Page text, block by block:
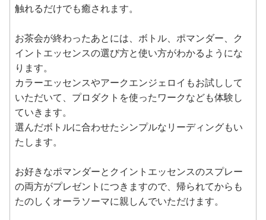
触れるだけでも癒されます。
お茶会が終わったあとには、ボトル、ポマンダー、ク
イントエッセンスの選び方と使い方がわかるようにな
ります。
カラーエッセンスやアークエンジェロイもお試しして
いただいて、プロダクトを使ったワークなども体験し
ていきます。
選んだボトルに合わせたシンプルなリーディングもい
たします。
お好きなポマンダーとクイントエッセンスのスプレー
の両方がプレゼントにつきますので、帰られてからも
たのしくオーラソーマに親しんでいただけます。